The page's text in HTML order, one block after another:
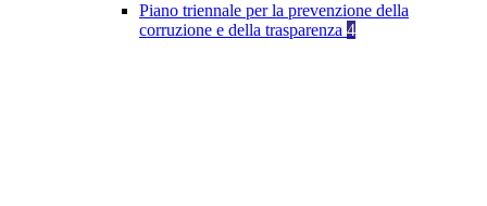
Piano triennale per la prevenzione della
corruzione e della trasparenza 4